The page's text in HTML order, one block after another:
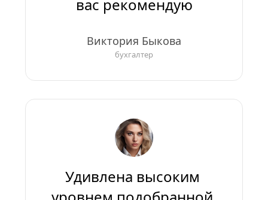
вас рекомендую
Виктория Быкова
бухгалтер
Удивлена высоким